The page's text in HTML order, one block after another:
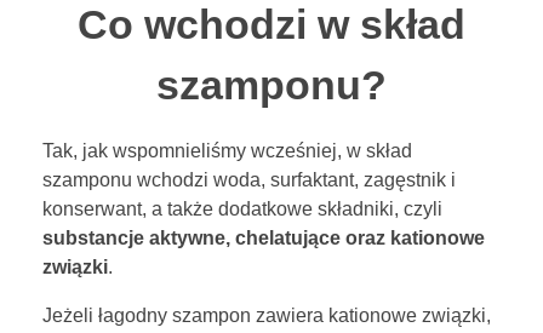
Co wchodzi w skład
szamponu?
Tak, jak wspomnieliśmy wcześniej, w skład
szamponu wchodzi woda, surfaktant, zagęstnik i
konserwant, a także dodatkowe składniki, czyli
substancje aktywne, chelatujące oraz kationowe
związki.
Jeżeli łagodny szampon zawiera kationowe związki,